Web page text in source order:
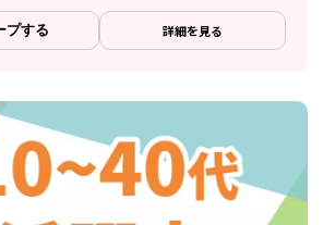
プする 詳細を見る